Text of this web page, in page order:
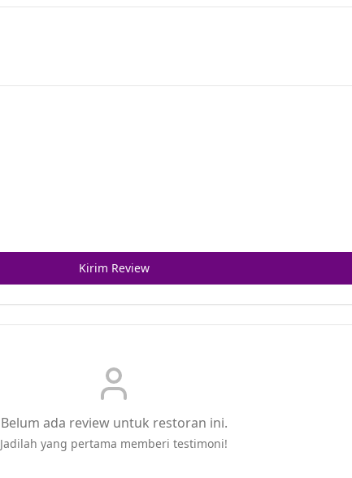
Kirim Review
Belum ada review untuk restoran ini.
Jadilah yang pertama memberi testimoni!